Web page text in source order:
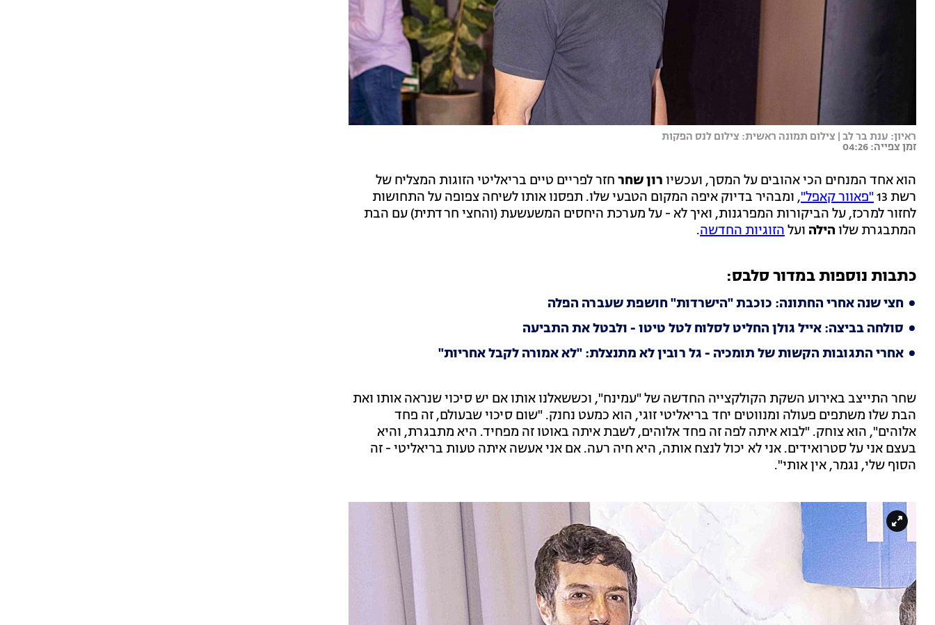
ראיון: ענת בר לב | צילום תמונה ראשית: צילום לנס הפקות
זמן צפייה: 04:26
הוא אחד המנחים הכי אהובים על המסך, ועכשיו רון שחר חזר לפריים טיים בריאליטי הזוגות המצליח של
רשת 13
"פאוור קאפל", ומבהיר בדיוק איפה המקום הטבעי שלו. תפסנו אותו לשיחה צפופה על התחושות
לחזור למרכז, על הביקורות המפרגנות, ואיך לא - על מערכת היחסים המשעשעת (והחצי חרדתית) עם הבת
המתבגרת שלו הילה ועלהזוגיות החדשה.
כתבות נוספות במדור סלבס:
חצי שנה אחרי החתונה: כוכבת "הישרדות" חושפת שעברה הפלה
סולחה בביצה: אייל גולן החליט לסלוח לטל טיטו - ולבטל את התביעה
אחרי התגובות הקשות של תומכיה - גל רובין לא מתנצלת: "לא אמורה לקבל אחריות"
שחר התייצב באירוע השקת הקולקצייה החדשה של "עמינח", וכששאלנו אותו אם יש סיכוי שנראה אותו ואת
הבת שלו משתפים פעולה ומנווטים יחד בריאליטי זוגי, הוא כמעט נחנק. "שום סיכוי שבעולם, זה פחד
אלוהים", הוא צוחק. "לבוא איתה לפה זה פחד אלוהים, לשבת איתה באוטו זה מפחיד. היא מתבגרת, והיא
בעצם אני על סטרואידים. אני לא יכול לנצח אותה, היא חיה רעה. אם אני אעשה איתה טעות בריאליטי - זה
הסוף שלי, נגמר, אין אותי".